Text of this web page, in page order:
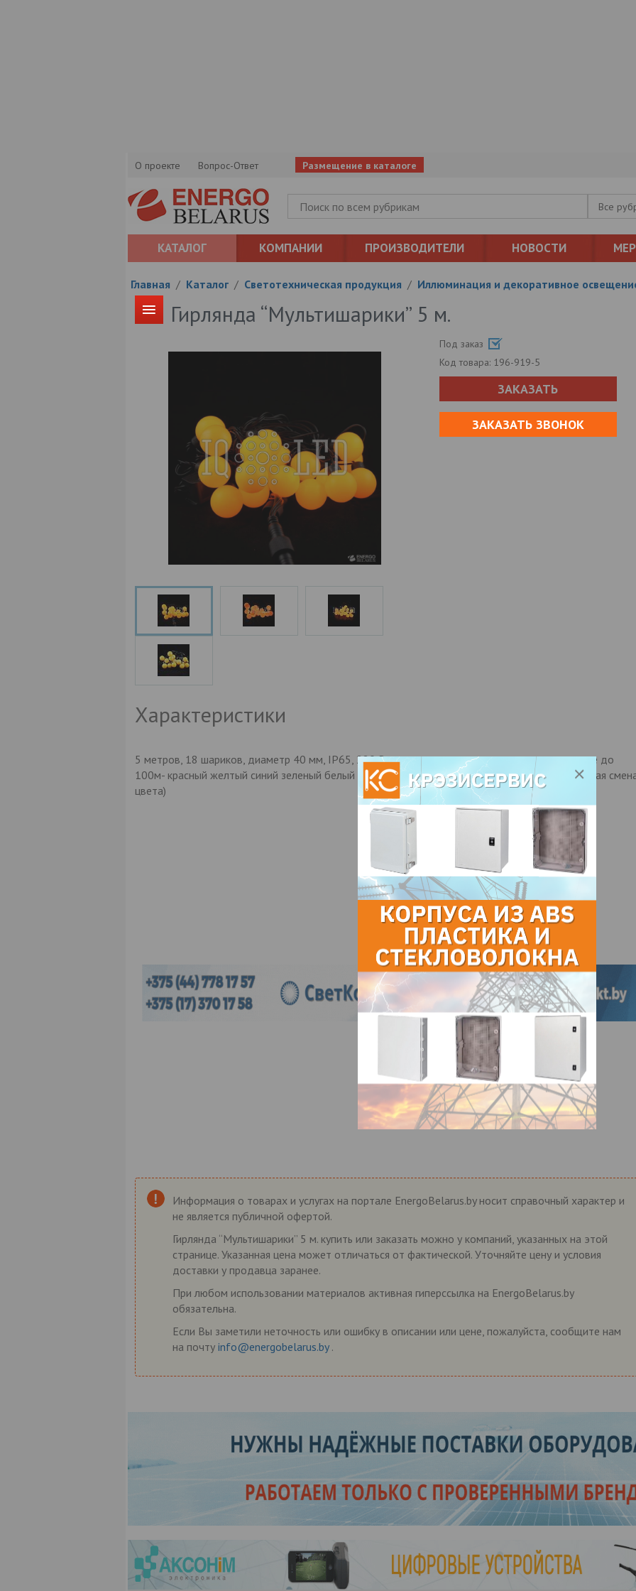
О проекте Вопрос-Ответ Размещение в каталоге
Все
КАТАЛОГ КОМПАНИИ ПРОИЗВОДИТЕЛИ НОВОСТИ
Главная / Каталог / Светотехническая продукция / Иллюминация и декоративное
Гирлянда “Мультишарики” 5 м.
Под заказ
Код товара: 196-919-5
ЗАКАЗАТЬ
ЗАКАЗАТЬ ЗВОНОК
Характеристики
5 метров, 18 шариков, диаметр 40 мм, IP65, 220 В, возможно последовательное соединение до
100м- красный желтый синий зеленый белый холодный белый теплый розовый RGB (медленная
цвета)
Информация о товарах и услугах на портале EnergoBelarus.by носит справочный характер и
не является публичной офертой.
Гирлянда “Мультишарики” 5 м. купить или заказать можно у компаний, указанных на этой
странице. Указанная цена может отличаться от фактической. Уточняйте цену и условия
доставки у продавца заранее.
При любом использовании материалов активная гиперссылка на EnergoBelarus.by
обязательна.
Если Вы заметили неточность или ошибку в описании или цене, пожалуйста, сообщите нам
на почту info@energobelarus.by .